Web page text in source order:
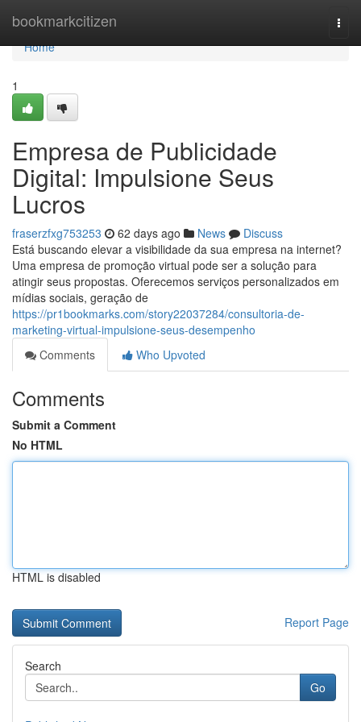
bookmarkcitizen
Home
Home
1
Empresa de Publicidade
Digital: Impulsione Seus
Lucros
fraserzfxg753253 62 days ago News
Discuss
Está buscando elevar a visibilidade da sua empresa na internet?
Uma empresa de promoção virtual pode ser a solução para
atingir seus propostas. Oferecemos serviços personalizados em
mídias sociais, geração de
https://pr1bookmarks.com/story22037284/consultoria-de-
marketing-virtual-impulsione-seus-desempenho
Comments
Who Upvoted
Comments
Submit a Comment
No HTML
HTML is disabled
Report Page
Search
Go